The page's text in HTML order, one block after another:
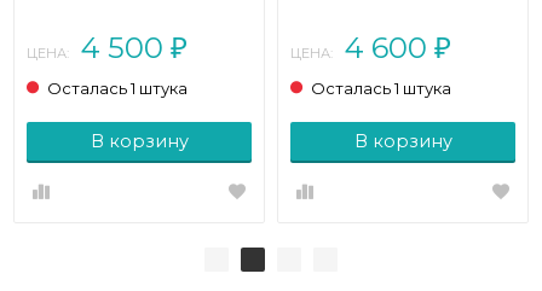
ЦЕНА: 4 500 ₽
Осталась 1 штука
В корзину
ЦЕНА: 4 600 ₽
Осталась 1 штука
В корзину